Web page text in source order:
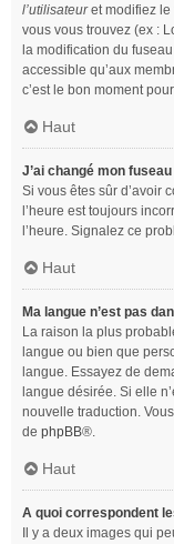
l’utilisateuret modifiez le
vous vous trouvez (ex :
la modification du
accessible qu’aux
c’est le bon moment
Haut
J’ai changé mon
Si vous êtes sûr d’avoir
l’heure est toujours
l’heure. Signalez ce
Haut
Ma langue n’est pas
La raison la plus
langue ou bien que
langue. Essayez de
langue désirée. Si elle
nouvelle traduction.
de phpBB®.
Haut
A quoi correspondent
Il y a deux images qui